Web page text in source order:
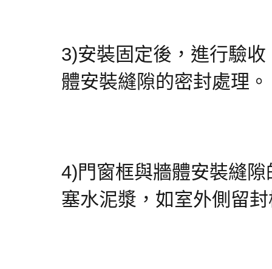
3)安裝固定後，進行驗
體安裝縫隙的密封處理。
4)門窗框與牆體安裝縫
塞水泥漿，如室外側留